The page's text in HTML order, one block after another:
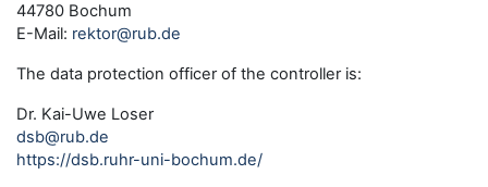
44780 Bochum
E-Mail: rektor@rub.de
The data protection officer of the controller is:
Dr. Kai-Uwe Loser
dsb@rub.de
https://dsb.ruhr-uni-bochum.de/